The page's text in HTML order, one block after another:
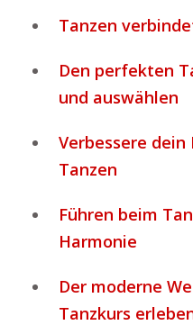
Tanzen
Den perfekten
und auswählen
Verbessere
Tanzen
Führen beim
Harmonie
Der moderne
Tanzkurs